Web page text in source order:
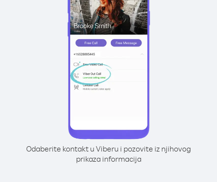
Odaberite kontakt u Viberu i pozovite iz njihovog
prikaza informacija